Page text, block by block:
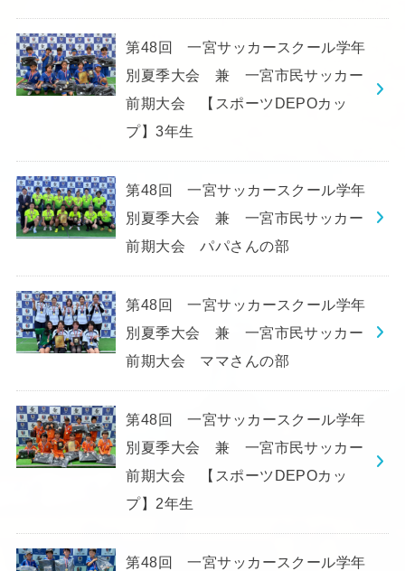
第48回 一宮サッカースクール学年
別夏季大会 兼 一宮市民サッカー
前期大会 【スポーツDEPOカッ
プ】3年生
第48回 一宮サッカースクール学年
別夏季大会 兼 一宮市民サッカー
前期大会 パパさんの部
第48回 一宮サッカースクール学年
別夏季大会 兼 一宮市民サッカー
前期大会 ママさんの部
第48回 一宮サッカースクール学年
別夏季大会 兼 一宮市民サッカー
前期大会 【スポーツDEPOカッ
プ】2年生
第48回 一宮サッカースクール学年